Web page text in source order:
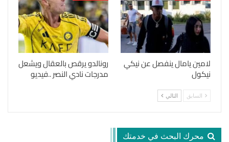
لامين يامال ينفصل عن نيكي
نيكول
رونالدو يرقص بالعقال ويشعل
مدرجات نادي النصر ..فيديو
السابق التالي
محرك البحث في خدمتك